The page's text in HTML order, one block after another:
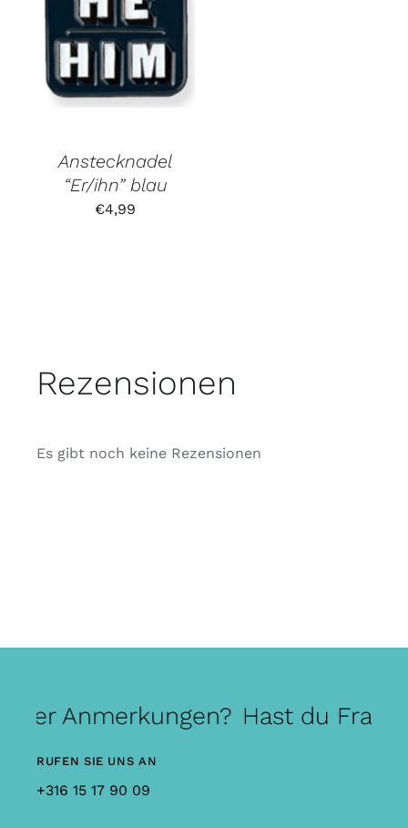
Anstecknadel
“Er/ihn” blau
€4,99
Rezensionen
Es gibt noch keine Rezensionen
Anmerkungen? Hast du
RUFEN SIE UNS AN
+316 15 17 90 09